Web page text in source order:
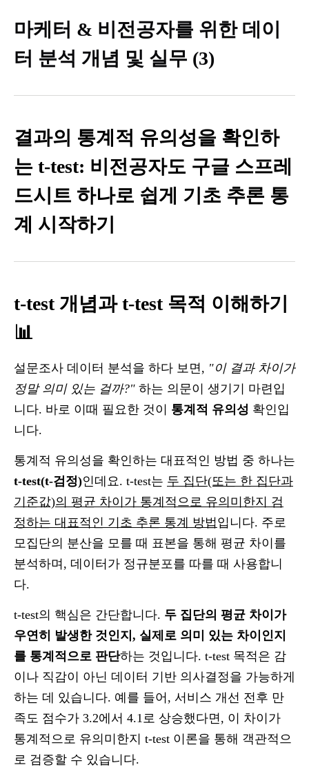
마케터 & 비전공자를 위한 데이
터 분석 개념 및 실무 (3)
결과의 통계적 유의성을 확인하
는 t-test: 비전공자도 구글 스프레
드시트 하나로 쉽게 기초 추론 통
계 시작하기
t-test 개념과 t-test 목적 이해하기
📊
설문조사 데이터 분석을 하다 보면, "이 결과 차이가
정말 의미 있는 걸까?" 하는 의문이 생기기 마련입
니다. 바로 이때 필요한 것이 통계적 유의성 확인입
니다.
통계적 유의성을 확인하는 대표적인 방법 중 하나는
t-test(t-검정)인데요. t-test는 두 집단(또는 한 집단과
기준값)의 평균 차이가 통계적으로 유의미한지 검
정하는 대표적인 기초 추론 통계 방법 입니다. 주로
모집단의 분산을 모를 때 표본을 통해 평균 차이를
분석하며, 데이터가 정규분포를 따를 때 사용합니
다.
t-test의 핵심은 간단합니다. 두 집단의 평균 차이가
우연히 발생한 것인지, 실제로 의미 있는 차이인지
를 통계적으로 판단하는 것입니다. t-test 목적은 감
이나 직감이 아닌 데이터 기반 의사결정을 가능하게
하는 데 있습니다. 예를 들어, 서비스 개선 전후 만
족도 점수가 3.2에서 4.1로 상승했다면, 이 차이가
통계적으로 유의미한지 t-test 이론을 통해 객관적으
로 검증할 수 있습니다.